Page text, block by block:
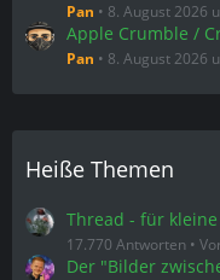
Pan 8. August 2026
Apple Crumble /
Pan 8. August 2026
Heiße Themen
Thread - für
17.770 Antworten
Der "Bilder